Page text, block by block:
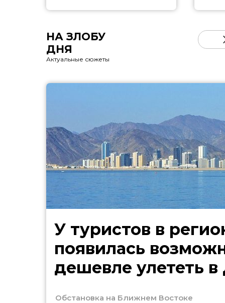
НА ЗЛОБУ
ДНЯ
Актуальные сюжеты
У туристов в
появилась
дешевле улететь в
Обстановка на Ближнем Востоке